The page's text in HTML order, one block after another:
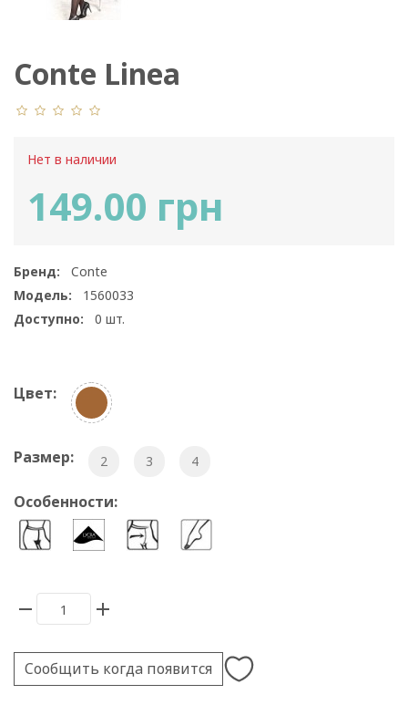
Conte Linea
Нет в наличии
149.00 грн
Бренд:
Conte
Модель:
1560033
Доступно:
0 шт.
Цвет:
Размер: 2 3 4
Особенности:
Сообщить когда появится